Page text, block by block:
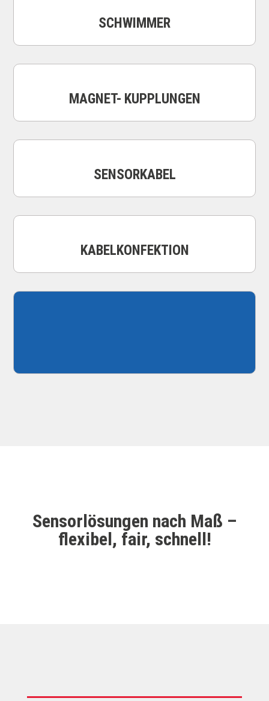
SCHWIMMER
MAGNET- KUPPLUNGEN
SENSORKABEL
KABELKONFEKTION
Sensorlösungen nach Maß –
flexibel, fair, schnell!